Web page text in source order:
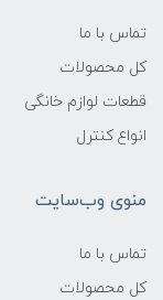
تماس با ما
کل محصولات
قطعات لوازم خانگی
انواع کنترل
منوی وب‌سایت
تماس با ما
کل محصولات